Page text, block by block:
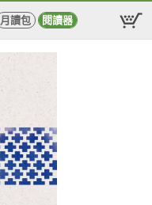
月讀包 閱讀器